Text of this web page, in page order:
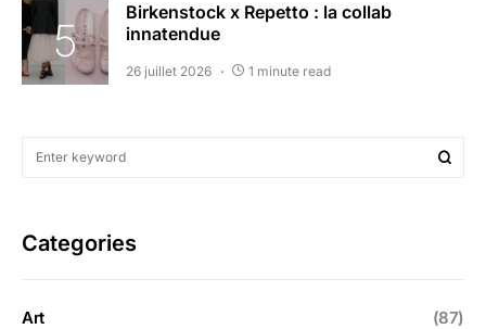
Birkenstock x Repetto : la collab
innatendue
26 juillet 2026 1 minute read
Categories
Art (87)